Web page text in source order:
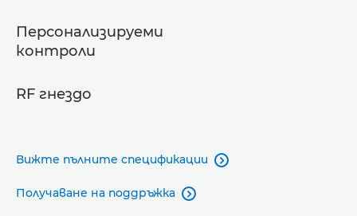
Персонализируеми
контроли
RF гнездо
Вижте пълните спецификации 
Получаване на поддръжка 